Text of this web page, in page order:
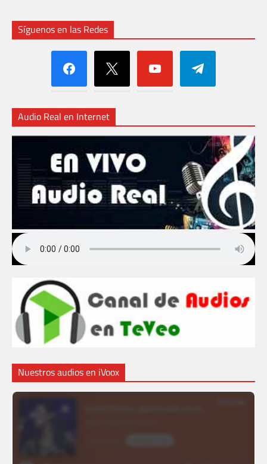
Síguenos en las Redes
facebook x youtube telegram
Audio Real en Internet
Nuestros audios en iVoox